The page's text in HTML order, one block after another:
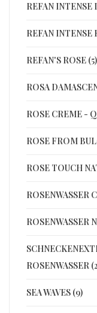
REFAN INTENSE
REFAN INTENSE
REFAN'S ROSE (5)
ROSA
ROSE CREME -
ROSE FROM
ROSE TOUCH
ROSENWASSER
ROSENWASSER
ROSENWASSER
SEA WAVES (9)